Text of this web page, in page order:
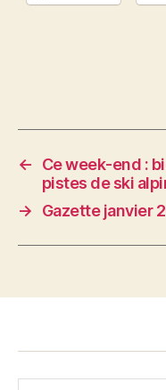
←
Ce week-end :
pistes de ski
→
Gazette janvier